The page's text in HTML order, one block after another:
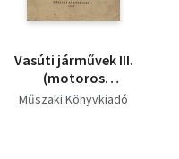
Vasúti járművek III.
(motoros
mozdonyok)
Műszaki Könyvkiadó